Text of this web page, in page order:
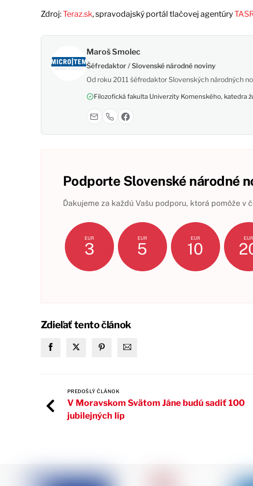
Zdroj:Teraz.sk, spravodajský portál tlačovej agentúry
Maroš Smolec
Šéfredaktor / Slovenské národné noviny
Od roku 2011 šéfredaktor Slovenských národných
Filozofická fakulta Univerzity Komenského, katedra
Podporte Slovenské národné
Ďakujeme za každú Vašu podporu, ktorá pomôže v
EUR
3
EUR
5
EUR
10
EUR
Zdieľať tento článok
PREDOŠLÝ ČLÁNOK
V Moravskom Svätom Jáne budú sadiť 100
jubilejných líp